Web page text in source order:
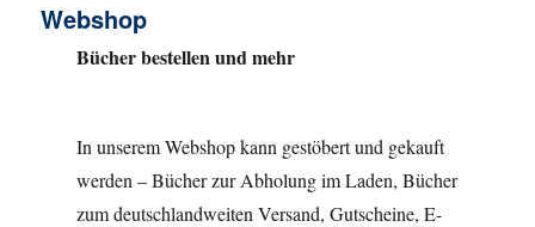
Webshop
Bücher bestellen und mehr
In unserem Webshop kann gestöbert und gekauft
werden – Bücher zur Abholung im Laden, Bücher
zum deutschlandweiten Versand, Gutscheine, E-